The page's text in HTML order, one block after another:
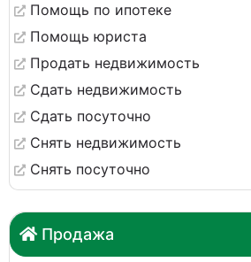
Помощь по ипотеке
Помощь юриста
Продать недвижимость
Сдать недвижимость
Сдать посуточно
Снять недвижимость
Снять посуточно
Продажа